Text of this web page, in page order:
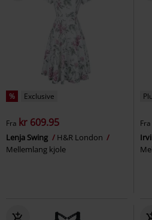
% Exclusive
Fra kr 609.95
Lenja Swing
H&R London
Mellemlang kjole
Fra